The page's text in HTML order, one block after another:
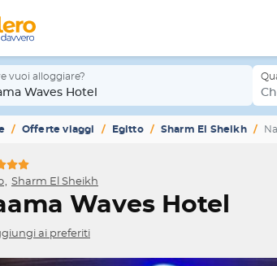
vuoi alloggiare?
Waves Hotel
Offerte viaggi Egitto Sharm El Sheikh
Sharm El Sheikh
Waves Hotel
ai preferiti